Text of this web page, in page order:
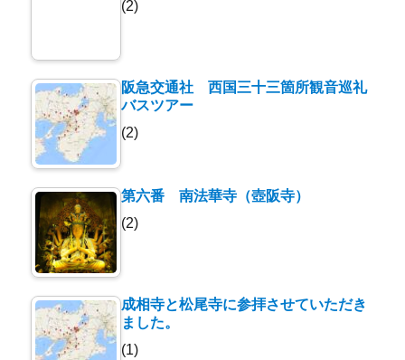
(2)
阪急交通社 西国三十三箇所観音巡礼
バスツアー
(2)
第六番 南法華寺（壺阪寺）
(2)
成相寺と松尾寺に参拝させていただき
ました。
(1)